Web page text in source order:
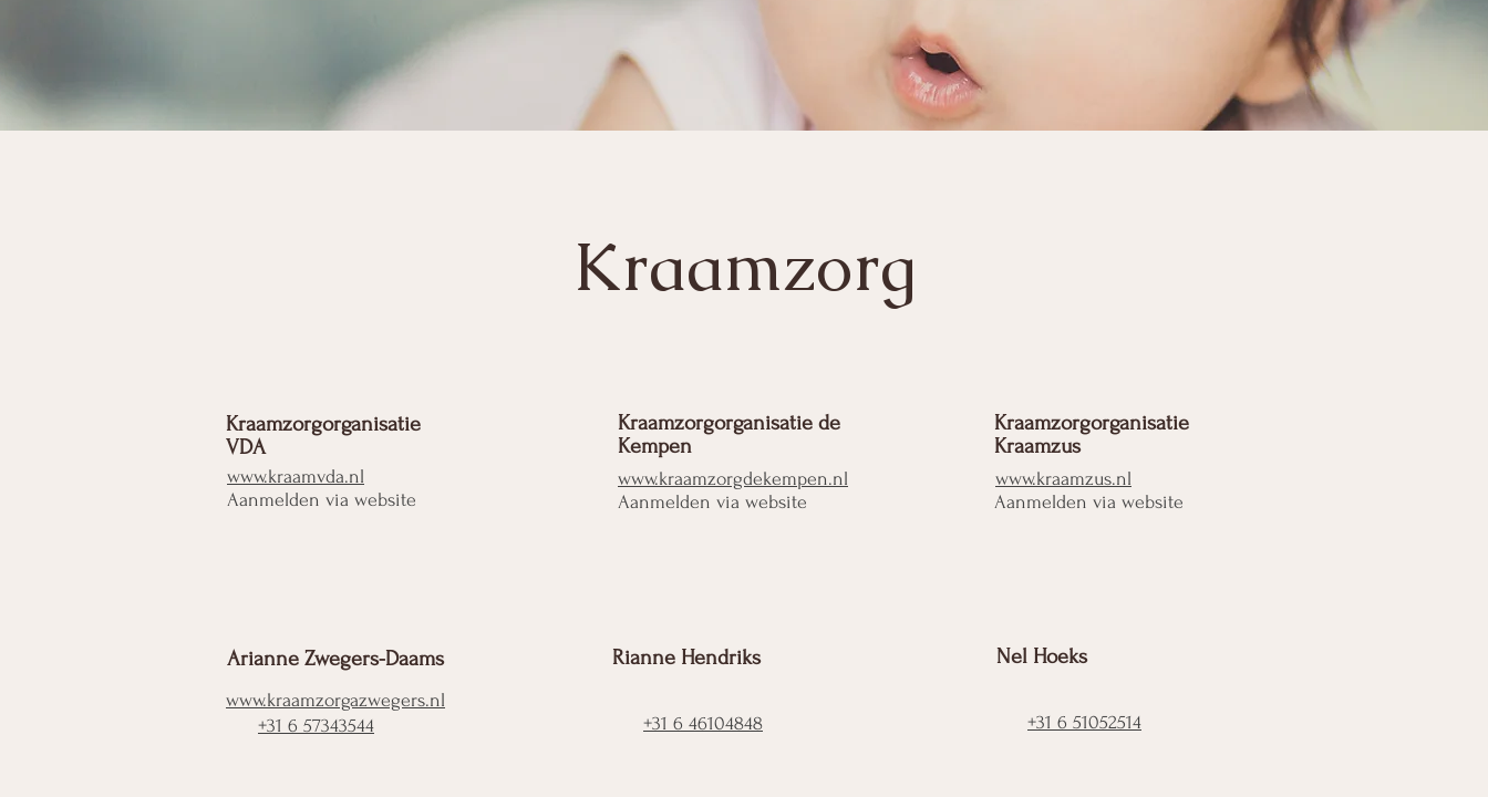
Kraamzorg
Kraamzorgorganisatie
VDA
www.kraamvda.nl
Aanmelden via website
Kraamzorgorganisatie de
Kempen
www.kraamzorgdekempen.nl
Aanmelden via website
Kraamzorgorganisatie
Kraamzus
www.kraamzus.nl
Aanmelden via website
Arianne Zwegers-Daams
www.kraamzorgazwegers.nl
+31 6 57343544
Rianne Hendriks
+31 6 46104848
Nel Hoeks
+31 6 51052514